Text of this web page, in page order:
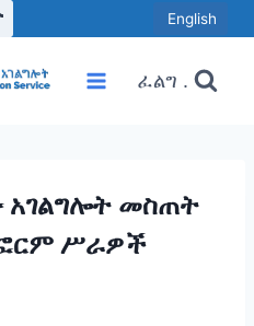
English
ፈልግ .
መስጠት
ሥራዎች